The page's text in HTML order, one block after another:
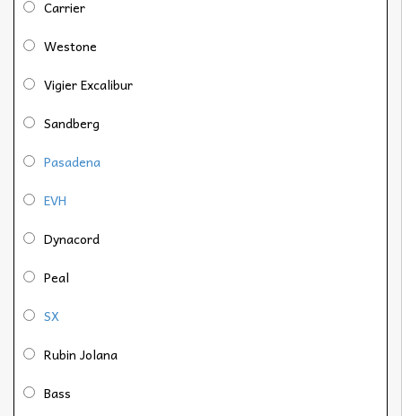
Carrier
Westone
Vigier Excalibur
Sandberg
Pasadena
EVH
Dynacord
Peal
SX
Rubin Jolana
Bass